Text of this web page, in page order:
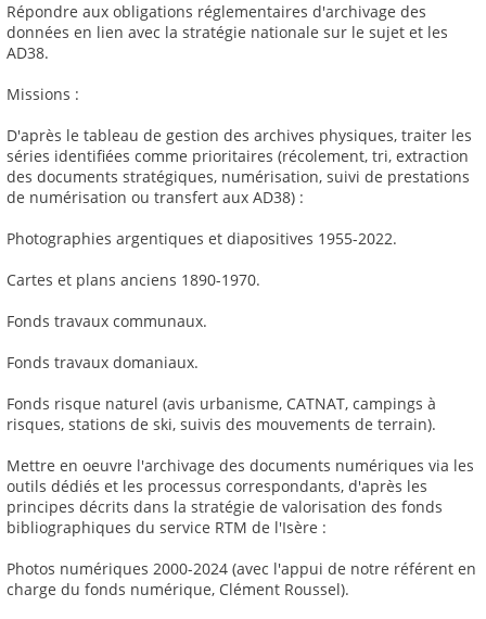
Répondre aux obligations réglementaires d'archivage des
données en lien avec la stratégie nationale sur le sujet et les
AD38.
Missions :
D'après le tableau de gestion des archives physiques, traiter les
séries identifiées comme prioritaires (récolement, tri, extraction
des documents stratégiques, numérisation, suivi de prestations
de numérisation ou transfert aux AD38) :
Photographies argentiques et diapositives 1955-2022.
Cartes et plans anciens 1890-1970.
Fonds travaux communaux.
Fonds travaux domaniaux.
Fonds risque naturel (avis urbanisme, CATNAT, campings à
risques, stations de ski, suivis des mouvements de terrain).
Mettre en oeuvre l'archivage des documents numériques via les
outils dédiés et les processus correspondants, d'après les
principes décrits dans la stratégie de valorisation des fonds
bibliographiques du service RTM de l'Isère :
Photos numériques 2000-2024 (avec l'appui de notre référent en
charge du fonds numérique, Clément Roussel).